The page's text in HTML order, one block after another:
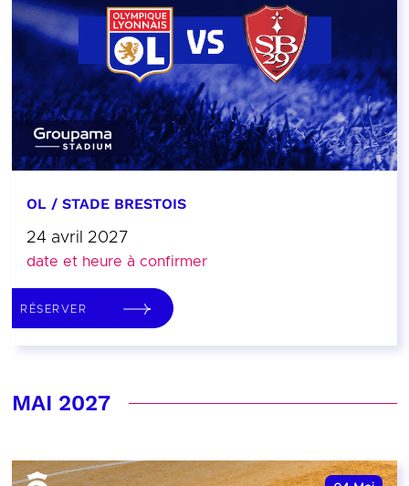
OL / STADE BRESTOIS
24 avril 2027
date et heure à confirmer
RÉSERVER
MAI 2027